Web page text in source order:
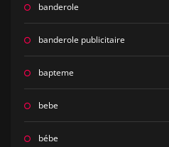
banderole
banderole publicitaire
bapteme
bebe
bébe